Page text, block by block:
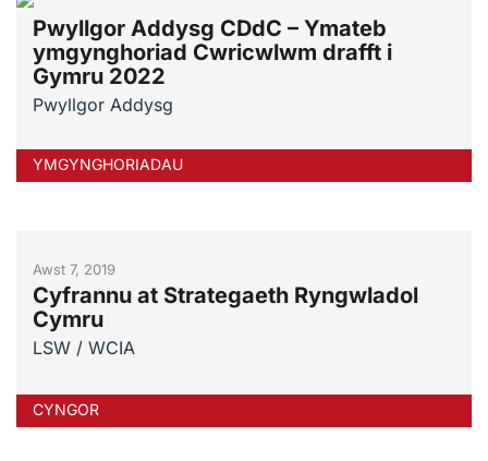
Pwyllgor Addysg CDdC – Ymateb
ymgynghoriad Cwricwlwm drafft i
Gymru 2022
Pwyllgor Addysg
YMGYNGHORIADAU
Awst 7, 2019
Cyfrannu at Strategaeth Ryngwladol
Cymru
LSW / WCIA
CYNGOR